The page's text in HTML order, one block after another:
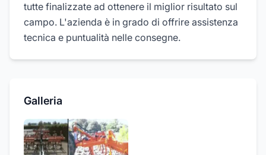
tutte finalizzate ad ottenere il miglior risultato sul
campo. L'azienda è in grado di offrire assistenza
tecnica e puntualità nelle consegne.
Galleria